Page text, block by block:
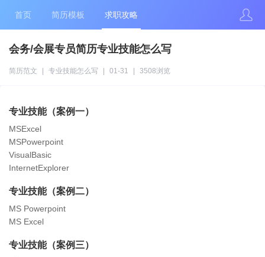
首页 简历模板 求职攻略
会务/会展专员简历专业技能怎么写
简历范文 专业技能怎么写 01-31 3508浏览
专业技能（案例一）
MSExcel
MSPowerpoint
VisualBasic
InternetExplorer
专业技能（案例二）
MS Powerpoint
MS Excel
专业技能（案例三）